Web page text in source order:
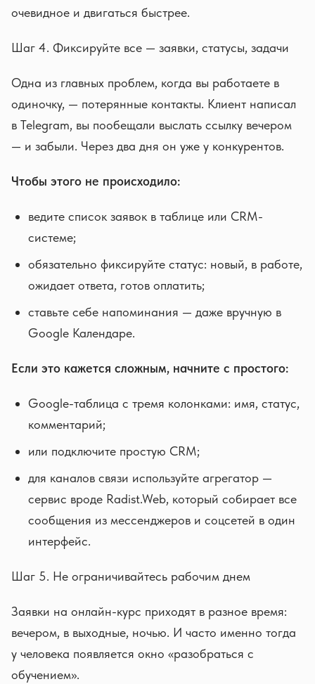
очевидное и двигаться быстрее.
Шаг 4. Фиксируйте все — заявки, статусы, задачи
Одна из главных проблем, когда вы работаете в
одиночку, — потерянные контакты. Клиент написал
в Telegram, вы пообещали выслать ссылку вечером
— и забыли. Через два дня он уже у конкурентов.
Чтобы этого не происходило:
ведите список заявок в таблице или CRM-
системе;
обязательно фиксируйте статус: новый, в работе,
ожидает ответа, готов оплатить;
ставьте себе напоминания — даже вручную в
Google Календаре.
Если это кажется сложным, начните с простого:
Google-таблица с тремя колонками: имя, статус,
комментарий;
или подключите простую CRM;
для каналов связи используйте агрегатор —
сервис вроде Radist.Web, который собирает все
сообщения из мессенджеров и соцсетей в один
интерфейс.
Шаг 5. Не ограничивайтесь рабочим днем
Заявки на онлайн-курс приходят в разное время:
вечером, в выходные, ночью. И часто именно тогда
у человека появляется окно «разобраться с
обучением».